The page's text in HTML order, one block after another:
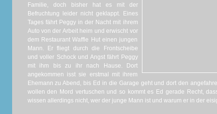
Familie, doch bisher hat es mit der
Befruchtung leider nicht geklappt. Eines
Tages fährt Peggy in der Nacht mit ihrem
Auto von der Arbeit heim und erwischt vor
dem Restaurant Waffle Hut einen jungen
Mann. Er fliegt durch die Frontscheibe
und voller Schock und Angst fährt Peggy
mit ihm bis zu ihr nach Hause. Dort
angekommen isst sie erstmal mit ihrem
Ehemann zu Abend, bis Ed in die Garage geht und dort den
wollen den Mord vertuschen und so kommt es Ed gerade Recht,
wissen allerdings nicht, wer der junge Mann ist und warum er in der